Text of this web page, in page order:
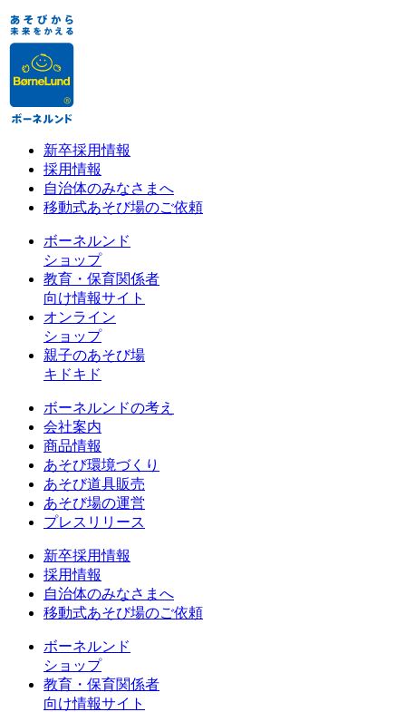
新卒採用情報
採用情報
自治体のみなさまへ
移動式あそび場のご依頼
ボーネルンド
ショップ
教育・保育関係者
向け情報サイト
オンライン
ショップ
親子のあそび場
キドキド
ボーネルンドの考え
会社案内
商品情報
あそび環境づくり
あそび道具販売
あそび場の運営
プレスリリース
新卒採用情報
採用情報
自治体のみなさまへ
移動式あそび場のご依頼
ボーネルンド
ショップ
教育・保育関係者
向け情報サイト